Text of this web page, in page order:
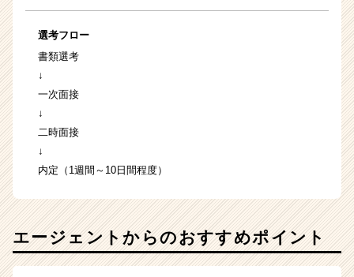
選考フロー
書類選考
↓
一次面接
↓
二時面接
↓
内定（1週間～10日間程度）
エージェントからのおすすめポイント